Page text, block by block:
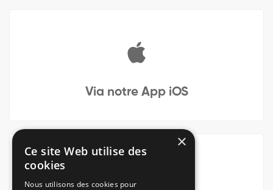
Via notre App iOS
×
Ce site Web utilise des
cookies
Nous utilisons des cookies pour